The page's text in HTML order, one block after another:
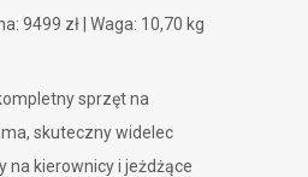
9499 zł | Waga: 10,70 kg
sprzęt na
skuteczny widelec
na kierownicy i jeżdżące